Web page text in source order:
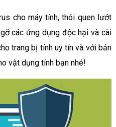
cho máy tính, thói quen lướt
các ứng dụng độc hại và cài
trang bị tính uy tín và với bản
vật dụng tính bạn nhé!